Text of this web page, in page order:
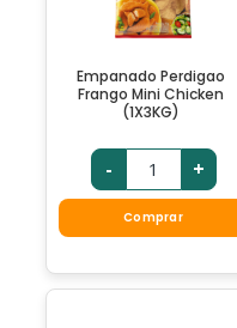
Empanado Perdigao
Frango Mini Chicken
(1X3KG)
- +
Comprar